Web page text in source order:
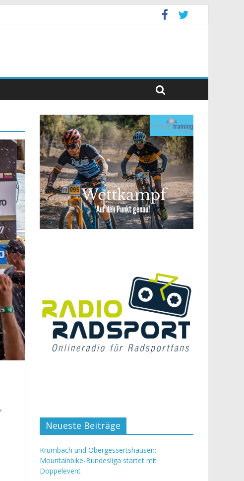
,
Neueste Beiträge
Krumbach und Obergessertshausen:
Mountainbike-Bundesliga startet mit
Doppelevent